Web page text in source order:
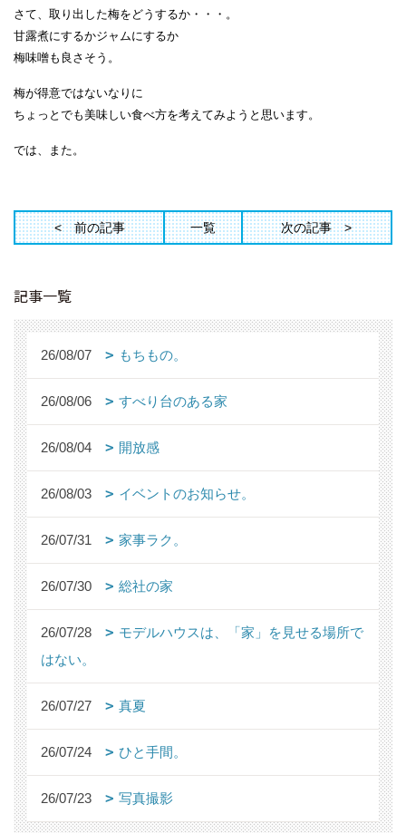
さて、取り出した梅をどうするか・・・。
甘露煮にするかジャムにするか
梅味噌も良さそう。
梅が得意ではないなりに
ちょっとでも美味しい食べ方を考えてみようと思います。
では、また。
前の記事 一覧 次の記事
記事一覧
26/08/07 もちもの。
26/08/06 すべり台のある家
26/08/04 開放感
26/08/03 イベントのお知らせ。
26/07/31 家事ラク。
26/07/30 総社の家
26/07/28
モデルハウスは、「家」を見せる場所で
はない。
26/07/27 真夏
26/07/24 ひと手間。
26/07/23 写真撮影